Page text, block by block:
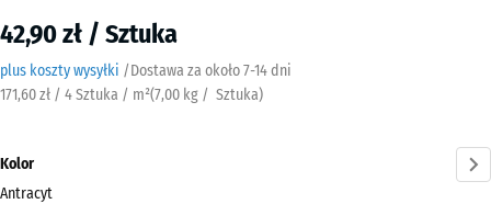
42,90 zł / Sztuka
plus koszty wysyłki /Dostawa za około7-14 dni
171,60 zł / 4 Sztuka / m²(7,00 kg / Sztuka)
Kolor
Antracyt